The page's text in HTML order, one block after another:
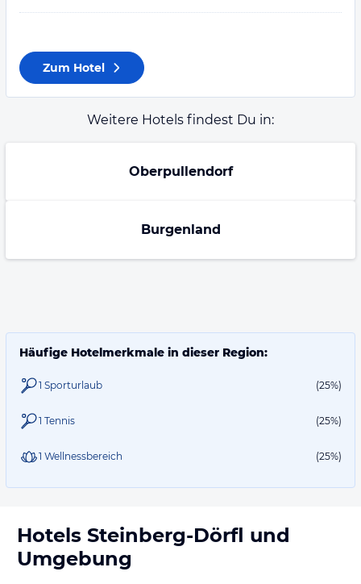
Zum Hotel
Weitere Hotels findest Du in:
Oberpullendorf
Burgenland
Häufige Hotelmerkmale in dieser Region:
1 Sporturlaub (25%)
1 Tennis (25%)
1 Wellnessbereich (25%)
Hotels Steinberg-Dörfl und
Umgebung